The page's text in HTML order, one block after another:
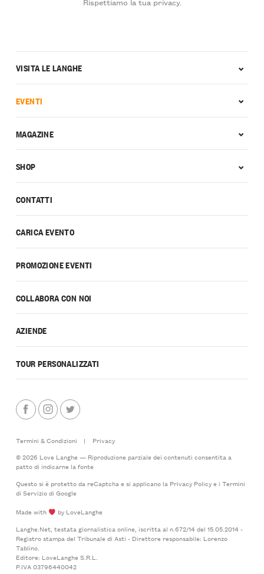
CONTATTI
CARICA EVENTO
PROMOZIONE EVENTI
COLLABORA CON NOI
AZIENDE
TOUR PERSONALIZZATI
VISITA LE LANGHE
EVENTI
MAGAZINE
SHOP
Termini & Condizioni |
Privacy
© 2026 Love Langhe — Riproduzione parziale dei contenuti consentita a
patto di indicarne la fonte
Questo si è protetto da reCaptcha e si applicano la Privacy Policye i Termini
di Serviziodi Google
Made with
by LoveLanghe
Langhe.Net, testata giornalistica online, iscritta al n.672/14 del 15.05.2014 -
Registro stampa del Tribunale di Asti - Direttore responsabile: Lorenzo
Tablino.
Editore: LoveLanghe S.R.L.
P.IVA 03796440042